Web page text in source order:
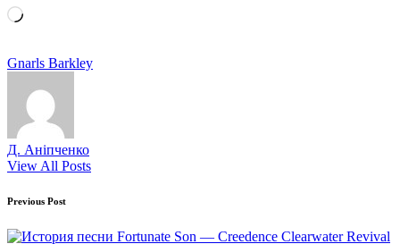
Загрузка…
Tags:
Gnarls Barkley
Д. Аніпченко
View All Posts
Post
navigation
Previous Post